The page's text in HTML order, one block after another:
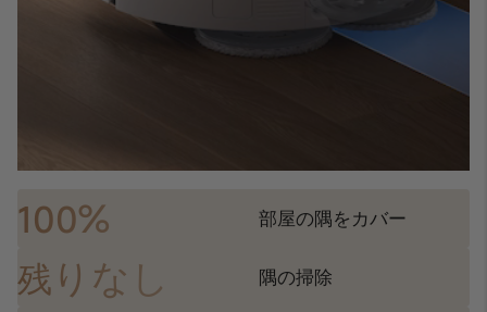
100% 部屋の隅をカバー
残 りなし 隅の掃除